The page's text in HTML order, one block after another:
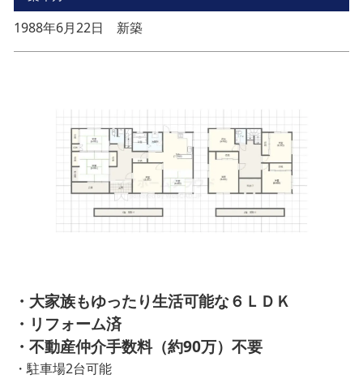
1988年6月22日 新築
・大家族もゆったり生活可能な６ＬＤＫ
・リフォーム済
・不動産仲介手数料（約90万）不要
・駐車場2台可能